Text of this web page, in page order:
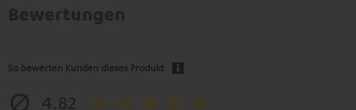
So bewerten Kunden dieses Produkt